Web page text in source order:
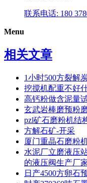
联系电话: 180
Menu
相关文章
1小时500方裂解
挖搅机配重不好
高钙粉做含泥量
玄武岩棒磨预粉
pzl矿石磨粉机结
方解石矿-开采
厦门重晶石磨粉
水泥厂立磨液压
的液压阀生产厂
日产4500方卵石